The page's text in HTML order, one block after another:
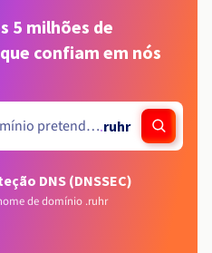
5 milhões de
confiam em nós
.ruhr
DNS (DNSSEC)
de domínio .ruhr